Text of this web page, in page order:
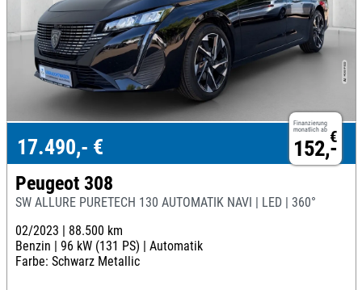
Finanzierung
monatlich ab €
152,-
17.490,- €
Peugeot 308
SW ALLURE PURETECH 130 AUTOMATIK NAVI | LED | 360°
02/2023 | 88.500 km
Benzin | 96 kW (131 PS) | Automatik
Farbe: Schwarz Metallic